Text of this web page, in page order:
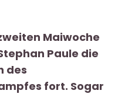
Maiwoche
Paule die
des
fort. Sogar